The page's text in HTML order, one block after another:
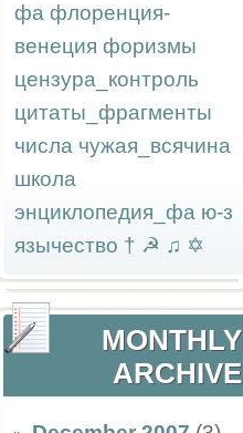
фа флоренция-
венеция форизмы
цензура_контроль
цитаты_фрагменты
числа чужая_всячина
школа
энциклопедия_фа ю-з
язычество † ☭ ♫ ✡
MONTHLY
ARCHIVE